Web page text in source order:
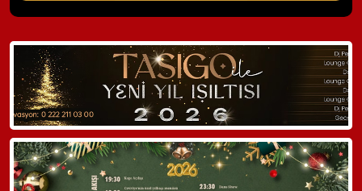
X Kapat
WhatsApp ile Bilgi Alın
Hemen Arayın
Detaylı Bilgi Alın